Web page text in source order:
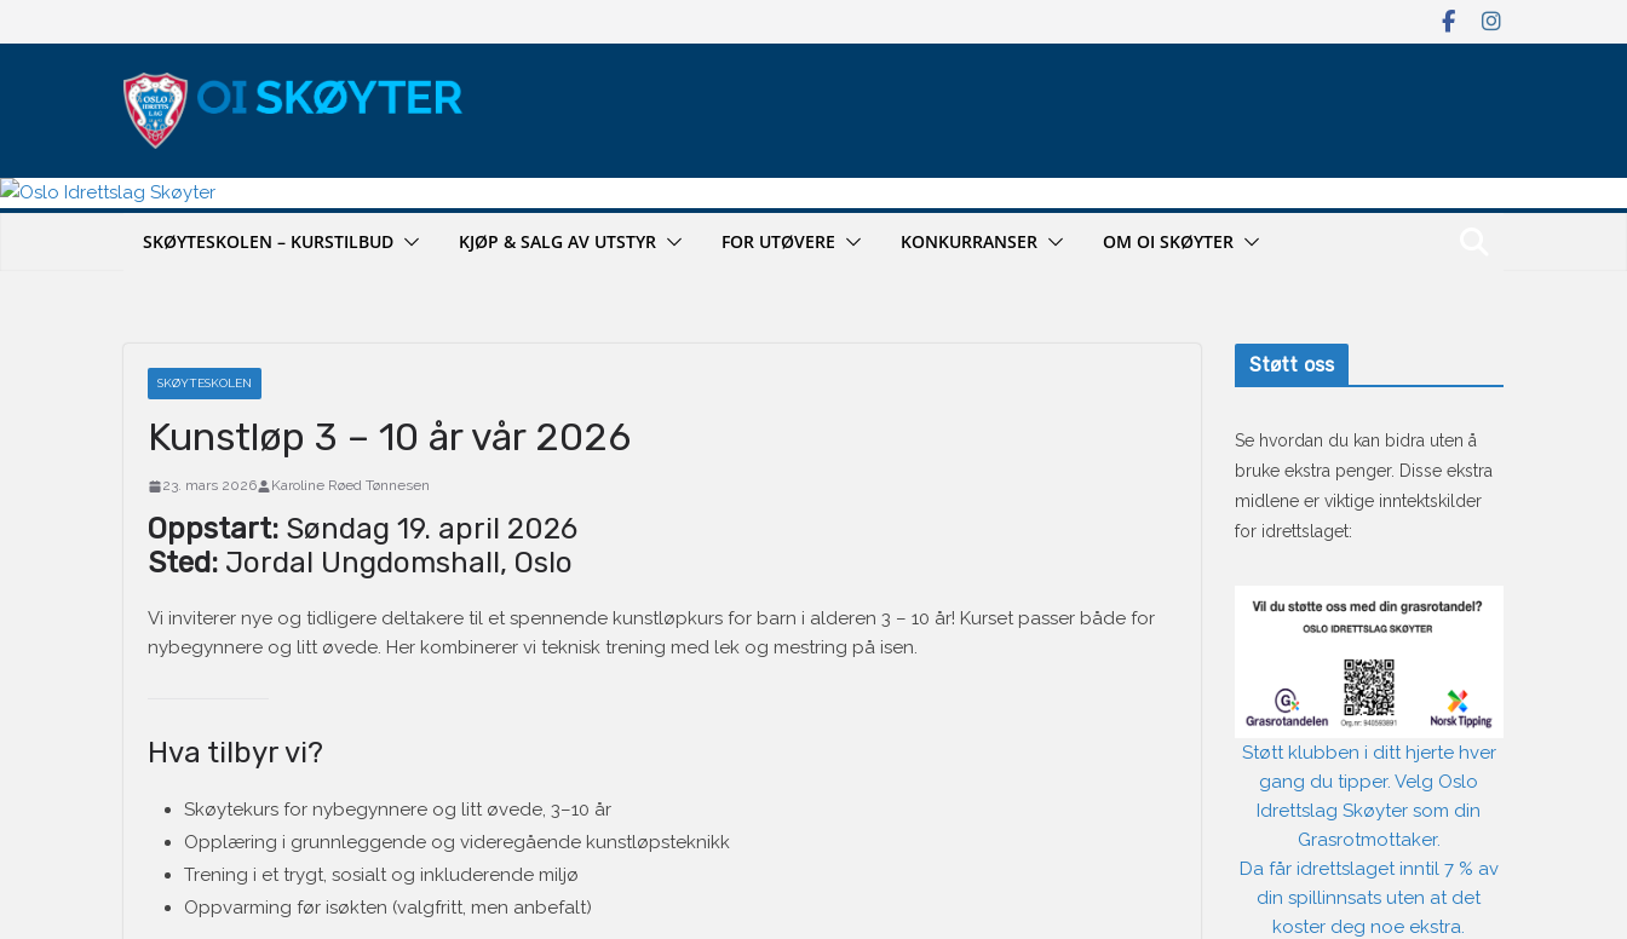
til
SKØYTESKOLEN – KURSTILBUD KJØP & SALG AV UTSTYR FOR UTØVERE KONKURRANSER OM OI SKØYTER
SKØYTESKOLEN
Kunstløp 3 – 10 år vår 2026
23. mars 2026 Karoline Røed Tønnesen
Oppstart: Søndag 19. april 2026
Sted: Jordal Ungdomshall, Oslo
Vi inviterer nye og tidligere deltakere til et spennende kunstløpkurs for barn i alderen 3 – 10 år! Kurset passer både for
nybegynnere og litt øvede. Her kombinerer vi teknisk trening med lek og mestring på isen.
Hva tilbyr vi?
Skøytekurs for nybegynnere og litt øvede, 3–10 år
Opplæring i grunnleggende og videregående kunstløpsteknikk
Trening i et trygt, sosialt og inkluderende miljø
Oppvarming før isøkten (valgfritt, men anbefalt)
Støtt oss
Se hvordan du kan bidra uten å
bruke ekstra penger. Disse ekstra
midlene er viktige inntektskilder
for idrettslaget:
Støtt klubben i ditt hjerte hver
gang du tipper. Velg Oslo
Idrettslag Skøyter som din
Grasrotmottaker.
Da får idrettslaget inntil 7 % av
din spillinnsats uten at det
koster deg noe ekstra.